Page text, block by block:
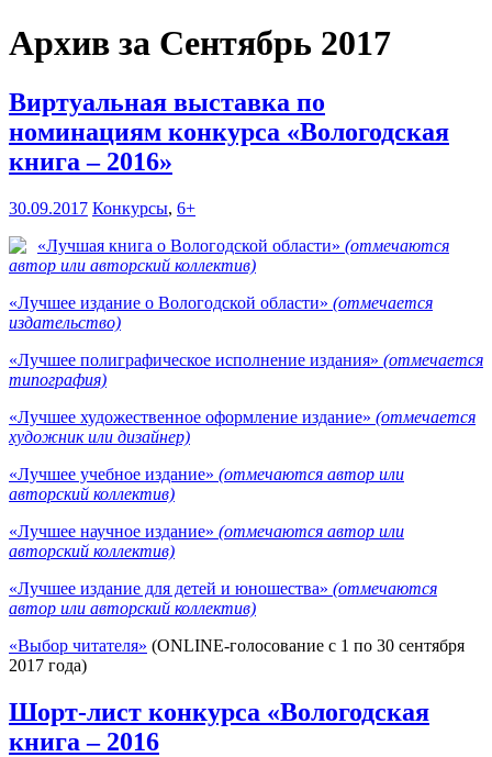
Архив за Сентябрь 2017
Виртуальная выставка по
номинациям конкурса «Вологодская
книга – 2016»
30.09.2017 Конкурсы, 6+
«Лучшая книга о Вологодской области» (отмечаются
автор или авторский коллектив)
«Лучшее издание о Вологодской области» (отмечается
издательство)
«Лучшее полиграфическое исполнение издания» (отмечается
типография)
«Лучшее художественное оформление издание» (отмечается
художник или дизайнер)
«Лучшее учебное издание» (отмечаются автор или
авторский коллектив)
«Лучшее научное издание» (отмечаются автор или
авторский коллектив)
«Лучшее издание для детей и юношества» (отмечаются
автор или авторский коллектив)
«Выбор читателя» (ONLINE-голосование с 1 по 30 сентября
2017 года)
Шорт-лист конкурса «Вологодская
книга – 2016